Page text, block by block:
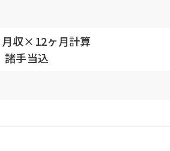
収×12ヶ月計算
諸手当込